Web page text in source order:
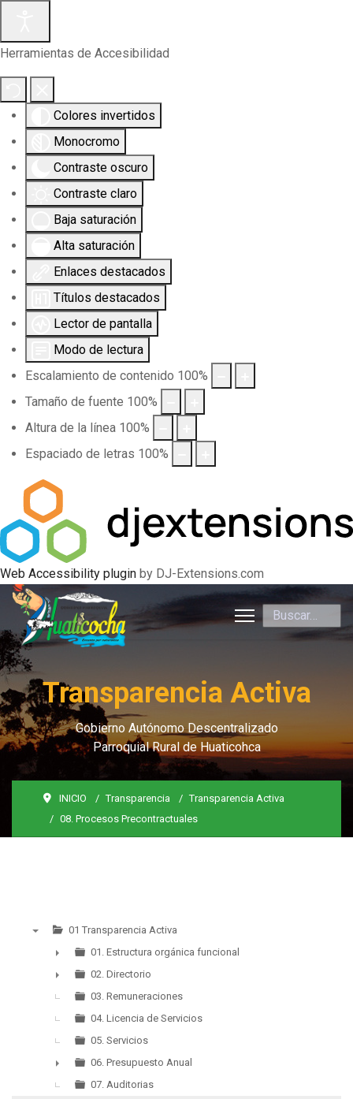
Herramientas de Accesibilidad
Colores invertidos
Monocromo
Contraste oscuro
Contraste claro
Baja saturación
Alta saturación
Enlaces destacados
Títulos destacados
Lector de pantalla
Modo de lectura
Escalamiento de contenido 100%
Tamaño de fuente 100%
Altura de la línea 100%
Espaciado de letras 100%
Web Accessibility plugin by DJ-Extensions.com
Buscar
Transparencia Activa
Gobierno Autónomo Descentralizado
Parroquial Rural de Huaticohca
INICIO Transparencia
Transparencia Activa
08. Procesos Precontractuales
01 Transparencia Activa
►
01. Estructura orgánica funcional
►
02. Directorio
03. Remuneraciones
04. Licencia de Servicios
05. Servicios
►
06. Presupuesto Anual
07. Auditorias